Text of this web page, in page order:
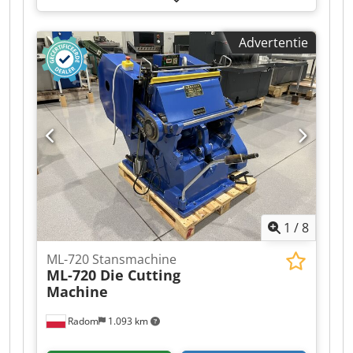
Spanje. Formaat: 1200x1600 mm Gewicht: 10.000
kg Voeding: 380 V Motor: 11 kW Slagkracht: 2
Tm/dm² Uitrusting: – Pneumatische koppeling en
rem – Bedieningspaneel – Verwarmingsplaat in
volledig formaat met 3 verwarmingszones – 3
bedrijfsmodi: continu, met tijdsvertraging,
handmatig – 3 onafhankelijke
folieaanvoersystemen Djdpfjzlaitox Aavjkr –
Centrale automatische smering – Extra
veiligheidsvoorzieningen –
Bedieningsgereedschap – Persplaat
Advertentie
1 /8
Radom 1.093 km
ML-720 Stansmachine
ML-720 Die Cutting
Machine